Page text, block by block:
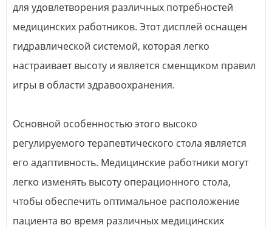
для удовлетворения различных потребностей
медицинских работников. Этот дисплей оснащен
гидравлической системой, которая легко
настраивает высоту и является сменщиком правил
игры в области здравоохранения.
Основной особенностью этого высоко
регулируемого терапевтического стола является
его адаптивность. Медицинские работники могут
легко изменять высоту операционного стола,
чтобы обеспечить оптимальное расположение
пациента во время различных медицинских